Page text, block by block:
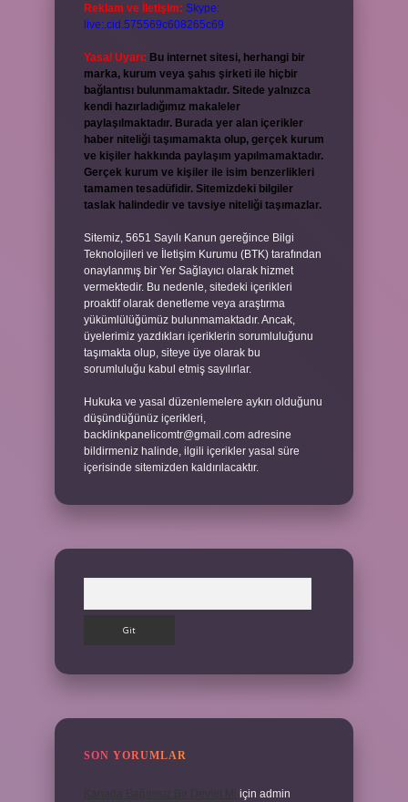
Reklam ve İletişim: Skype:
live:.cid.575569c608265c69
Yasal Uyarı: Bu internet sitesi, herhangi bir
marka, kurum veya şahıs şirketi ile hiçbir
bağlantısı bulunmamaktadır. Sitede yalnızca
kendi hazırladığımız makaleler
paylaşılmaktadır. Burada yer alan içerikler
haber niteliği taşımamakta olup, gerçek kurum
ve kişiler hakkında paylaşım yapılmamaktadır.
Gerçek kurum ve kişiler ile isim benzerlikleri
tamamen tesadüfidir. Sitemizdeki bilgiler
taslak halindedir ve tavsiye niteliği taşımazlar.
Sitemiz, 5651 Sayılı Kanun gereğince Bilgi
Teknolojileri ve İletişim Kurumu (BTK) tarafından
onaylanmış bir Yer Sağlayıcı olarak hizmet
vermektedir. Bu nedenle, sitedeki içerikleri
proaktif olarak denetleme veya araştırma
yükümlülüğümüz bulunmamaktadır. Ancak,
üyelerimiz yazdıkları içeriklerin sorumluluğunu
taşımakta olup, siteye üye olarak bu
sorumluluğu kabul etmiş sayılırlar.
Hukuka ve yasal düzenlemelere aykırı olduğunu
düşündüğünüz içerikleri,
backlinkpanelicomtr@gmail.com adresine
bildirmeniz halinde, ilgili içerikler yasal süre
içerisinde sitemizden kaldırılacaktır.
SON YORUMLAR
için admin